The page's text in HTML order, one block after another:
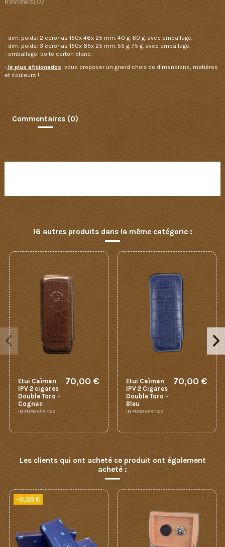
- dim. poids: 2 coronas 150x 46x 25 mm. 40 g. 60 g. avec emballage.
- dim. poids: 3 coronas 150x 65x 25 mm. 55 g. 75 g. avec emballage.
- emballage: boite carton blanc.
- le plus aficionados: vous proposer un grand choix de dimensions, matières
et couleurs !
Commentaires (0)
16 autres produits dans la même catégorie :
Etui Caïman
IPV 2 cigares
Double Toro -
Cognac
IN PURO VÉRITAS
70,00 €
Etui Caïman
IPV 2 Cigares
Double Toro -
Bleu
IN PURO VÉRITAS
70,00 €
Les clients qui ont acheté ce produit ont également
acheté :
-0,20 €